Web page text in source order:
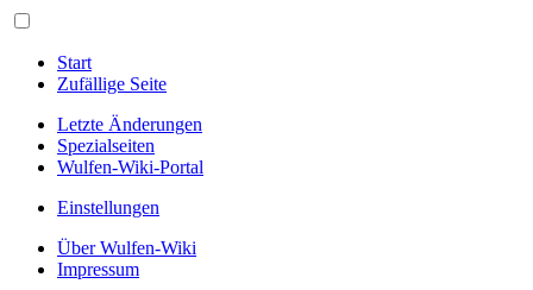
Start
Zufällige Seite
Letzte Änderungen
Spezialseiten
Wulfen-Wiki-Portal
Einstellungen
Über Wulfen-Wiki
Impressum